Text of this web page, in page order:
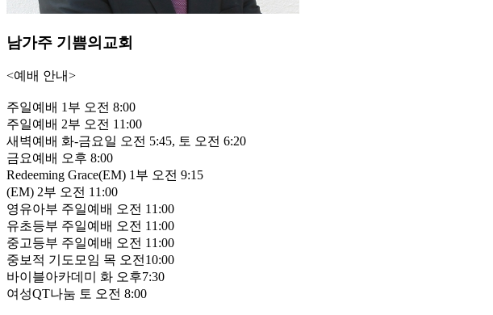
남가주 기쁨의교회
<예배 안내>
주일예배 1부 오전 8:00
주일예배 2부 오전 11:00
새벽예배 화-금요일 오전 5:45, 토 오전 6:20
금요예배 오후 8:00
Redeeming Grace(EM) 1부 오전 9:15
(EM) 2부 오전 11:00
영유아부 주일예배 오전 11:00
유초등부 주일예배 오전 11:00
중고등부 주일예배 오전 11:00
중보적 기도모임 목 오전10:00
바이블아카데미 화 오후7:30
여성QT나눔 토 오전 8:00